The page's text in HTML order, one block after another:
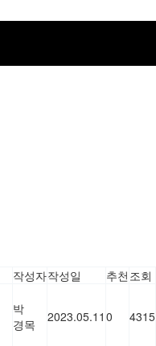
작성자작성일 추천 조회
박
경목
2023.05.11 0 4315